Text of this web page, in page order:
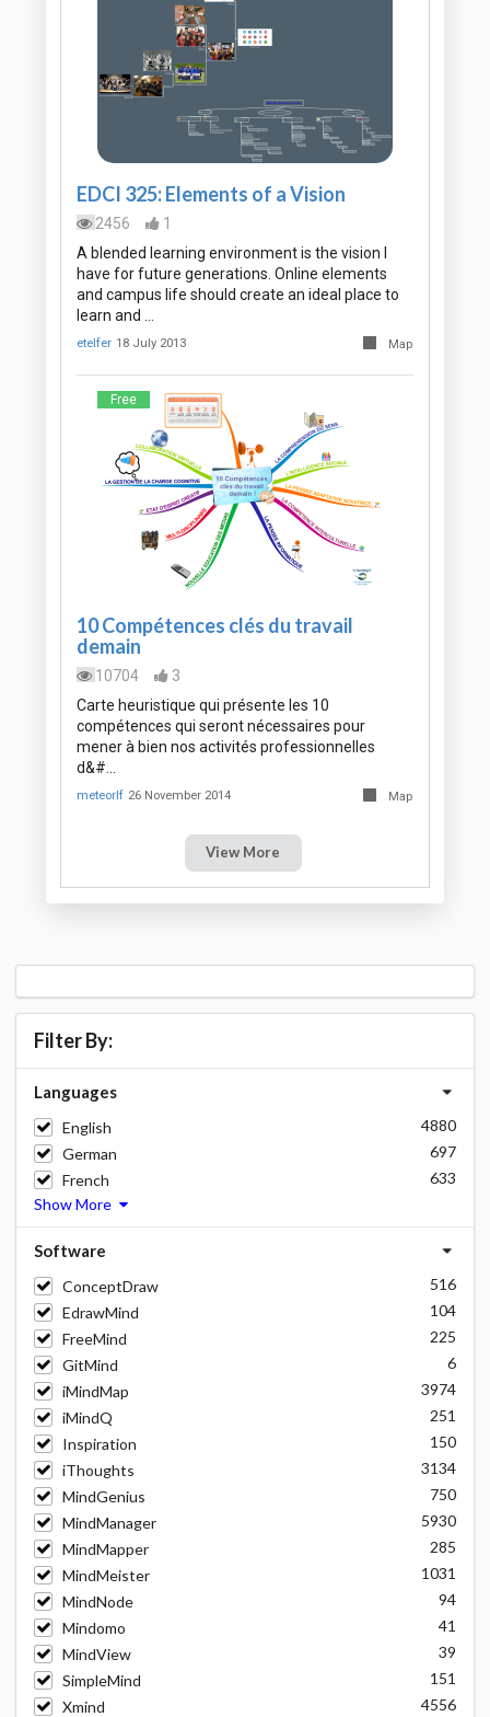
EDCI 325: Elements of a Vision
2456
1
A blended learning environment is the vision I
have for future generations. Online elements
and campus life should create an ideal place to
learn and …
etelfer 18 July 2013 Map
Free
10 Compétences clés du travail
demain
10704
3
Carte heuristique qui présente les 10
compétences qui seront nécessaires pour
mener à bien nos activités professionnelles
d&#…
meteorlf 26 November 2014 Map
View More
Filter By:
Languages
English
4880
German
697
French
633
Show More
Software
ConceptDraw
516
EdrawMind
104
FreeMind
225
GitMind
6
iMindMap
3974
iMindQ
251
Inspiration
150
iThoughts
3134
MindGenius
750
MindManager
5930
MindMapper
285
MindMeister
1031
MindNode
94
Mindomo
41
MindView
39
SimpleMind
151
Xmind
4556